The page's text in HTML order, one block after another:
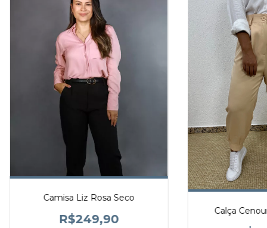
Camisa Liz Rosa Seco
R$249,90
Calça